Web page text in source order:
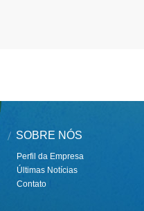
SOBRE NÓS
Perfil da Empresa
Últimas Notícias
Contato